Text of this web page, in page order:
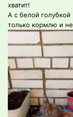
хватит!
А с белой голубкой
только кормлю и